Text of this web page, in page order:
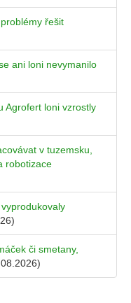
řešit
ani loni nevymanilo
Agrofert loni vzrostly
v tuzemsku,
robotizace
či smetany,